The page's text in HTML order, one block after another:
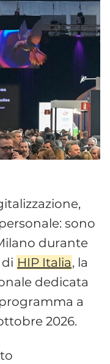
sono
durante
HIP Italia, la
dedicata
a
2026.